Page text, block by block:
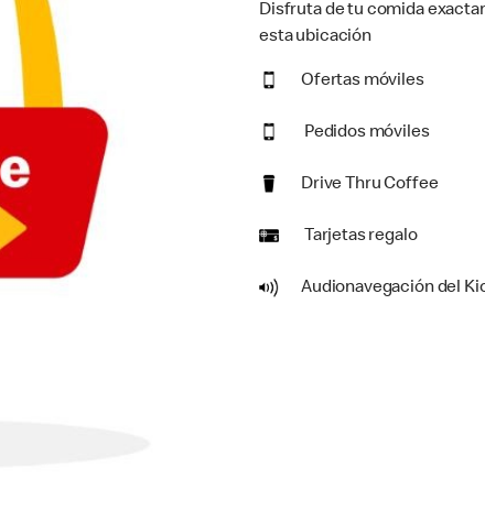
Disfruta de tu comida
esta ubicación
Ofertas móviles
Pedidos móviles
Drive Thru Coffee
Tarjetas regalo
Audionavegación del